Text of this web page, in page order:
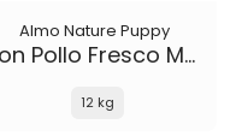
Almo Nature Puppy
con Pollo Fresco M-L
12 kg